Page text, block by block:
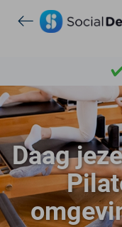
7
Daag